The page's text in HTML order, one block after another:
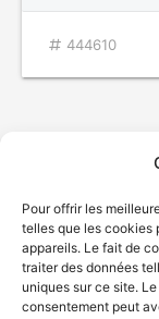
Pour offrir les
telles que les cookies
appareils. Le fait de
traiter des données
uniques sur ce site.
consentement peut
444610